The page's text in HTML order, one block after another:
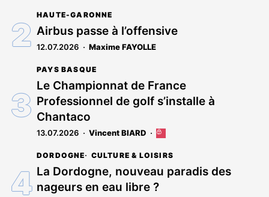
réservé
aux
HAUTE-GARONNE
Airbus passe à l’offensive
12.07.2026 Maxime FAYOLLE
PAYS BASQUE
Le Championnat de France
Professionnel de golf s’installe à
Chantaco
13.07.2026 Vincent BIARD
Cet
est
réservé
aux
abonnés
DORDOGNE CULTURE & LOISIRS
La Dordogne, nouveau paradis des
nageurs en eau libre ?